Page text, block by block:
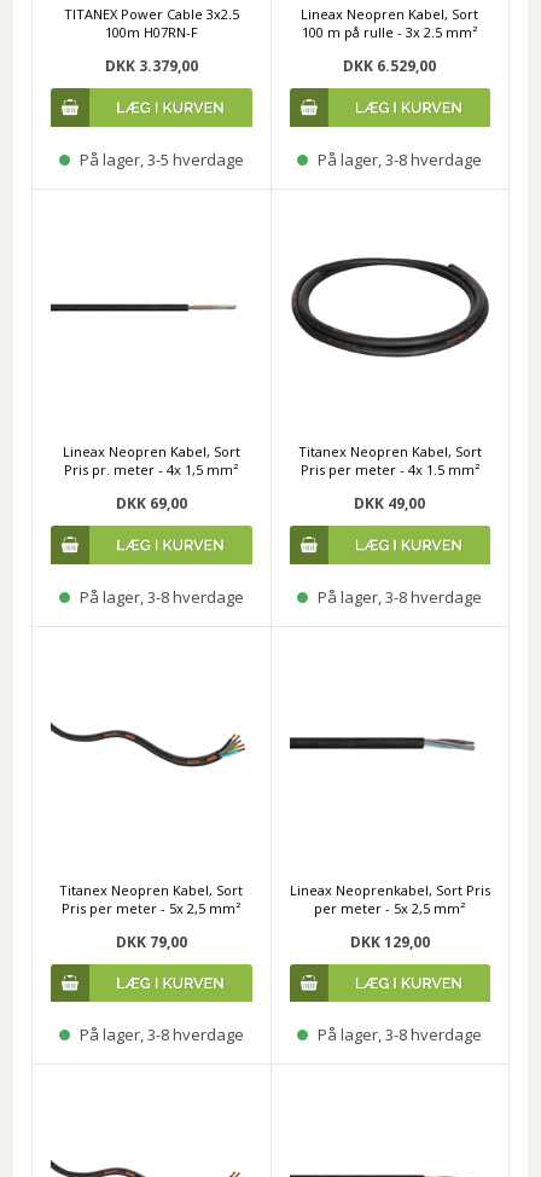
TITANEX Power Cable 3x2.5
100m H07RN-F
DKK 3.379,00
På lager, 3-5 hverdage
Lineax Neopren Kabel, Sort
100 m på rulle - 3x 2.5 mm²
DKK 6.529,00
På lager, 3-8 hverdage
Lineax Neopren Kabel, Sort
Pris pr. meter - 4x 1,5 mm²
DKK 69,00
På lager, 3-8 hverdage
Titanex Neopren Kabel, Sort
Pris per meter - 4x 1.5 mm²
DKK 49,00
På lager, 3-8 hverdage
Titanex Neopren Kabel, Sort
Pris per meter - 5x 2,5 mm²
DKK 79,00
På lager, 3-8 hverdage
Lineax Neoprenkabel, Sort Pris
per meter - 5x 2,5 mm²
DKK 129,00
På lager, 3-8 hverdage